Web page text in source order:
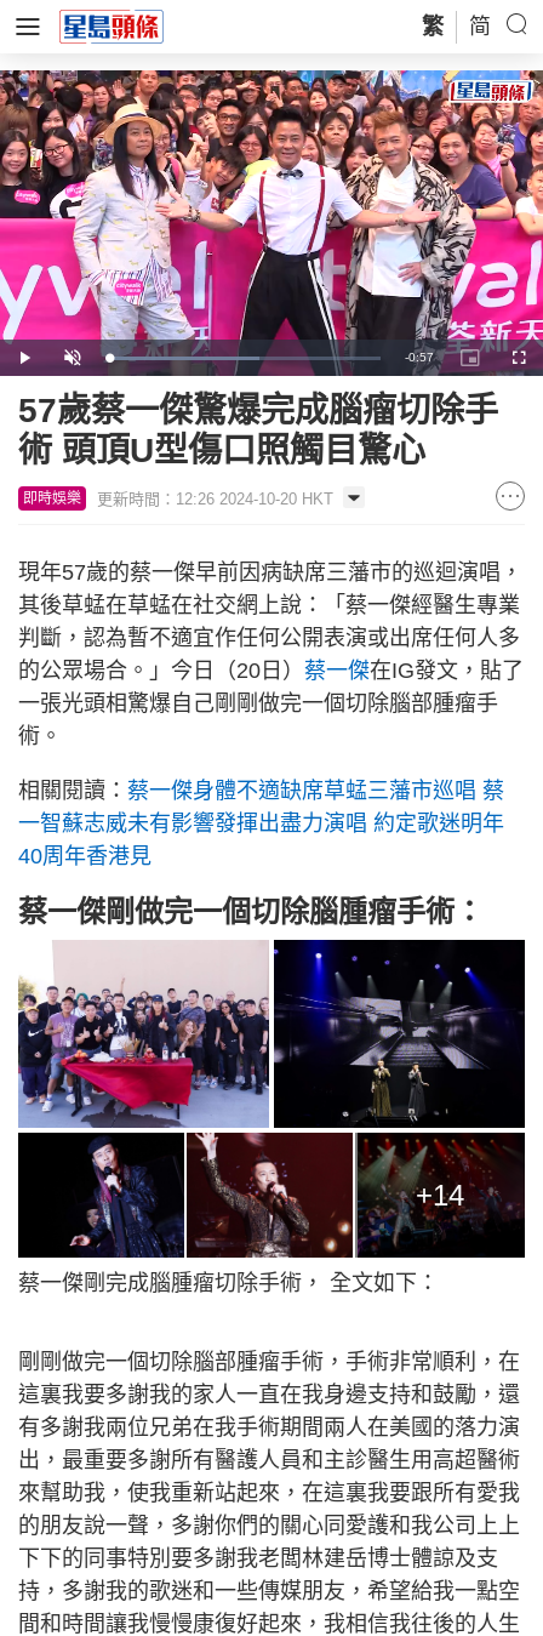
繁 简
Play Unmute Loaded:
55.57%
Remaining
Time
-0:57
Picture-
in-
57歲蔡一傑驚爆完成腦瘤切除手
術 頭頂U型傷口照觸目驚心
即時娛樂 更新時間：12:26 2024-10-20 HKT
現年57歲的蔡一傑早前因病缺席三藩市的巡迴演唱，
其後草蜢在草蜢在社交網上說：「蔡一傑經醫生專業
判斷，認為暫不適宜作任何公開表演或出席任何人多
的公眾場合。」今日（20日） 蔡一傑在IG發文，貼了
一張光頭相驚爆自己剛剛做完一個切除腦部腫瘤手
術。
相關閱讀： 蔡一傑身體不適缺席草蜢三藩市巡唱 蔡
一智蘇志威未有影響發揮出盡力演唱 約定歌迷明年
40周年香港見
蔡一傑剛做完一個切除腦腫瘤手術：
+14
蔡一傑剛完成腦腫瘤切除手術， 全文如下：
剛剛做完一個切除腦部腫瘤手術，手術非常順利，在
這裏我要多謝我的家人一直在我身邊支持和鼓勵，還
有多謝我兩位兄弟在我手術期間兩人在美國的落力演
出，最重要多謝所有醫護人員和主診醫生用高超醫術
來幫助我，使我重新站起來，在這裏我要跟所有愛我
的朋友說一聲，多謝你們的關心同愛護和我公司上上
下下的同事特別要多謝我老闆林建岳博士體諒及支
持，多謝我的歌迷和一些傳媒朋友，希望給我一點空
間和時間讓我慢慢康復好起來，我相信我往後的人生